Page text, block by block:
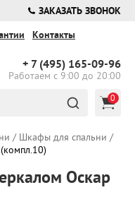
×
ЗАКАЗАТЬ ЗВОНОК
+ 7 (495) 165-09-96
Работаем с 9:00 до 20:00
Контакты
0
/ Шкафы для спальни /
Оскар